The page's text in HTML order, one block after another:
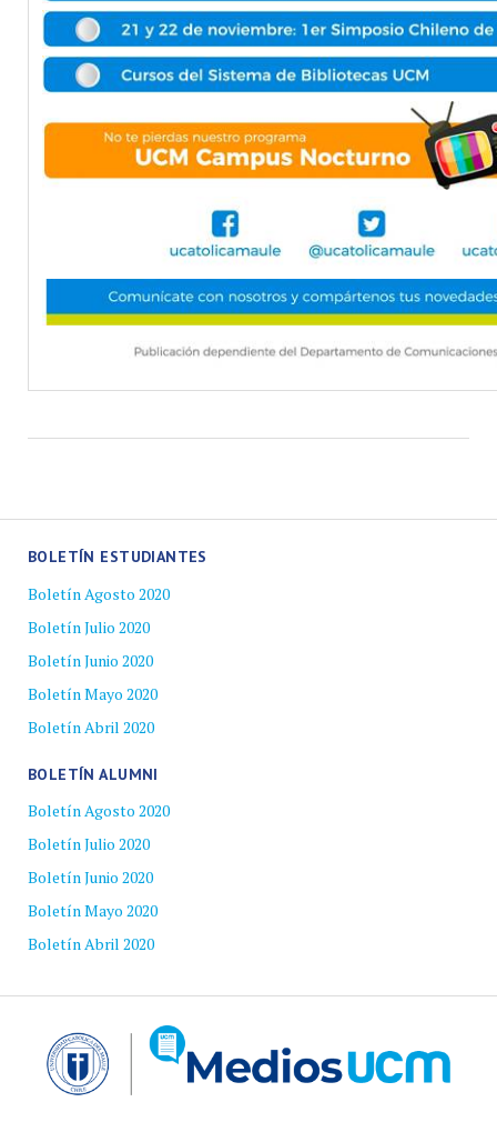
BOLETÍN ESTUDIANTES
Boletín Agosto 2020
Boletín Julio 2020
Boletín Junio 2020
Boletín Mayo 2020
Boletín Abril 2020
BOLETÍN ALUMNI
Boletín Agosto 2020
Boletín Julio 2020
Boletín Junio 2020
Boletín Mayo 2020
Boletín Abril 2020